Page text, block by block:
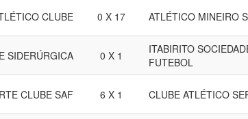
CLUBE 0 X 17 ATLÉTICO MINEIRO
SIDERÚRGICA 0 X 1
ITABIRITO
FUTEBOL
CLUBE SAF 6 X 1 CLUBE ATLÉTICO